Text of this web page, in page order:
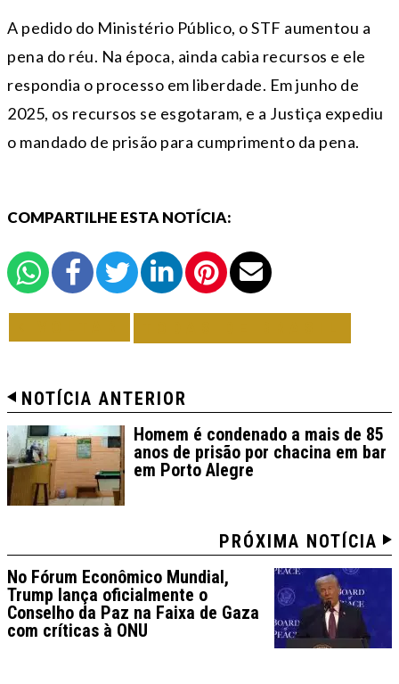
A pedido do Ministério Público, o STF aumentou a
pena do réu. Na época, ainda cabia recursos e ele
respondia o processo em liberdade. Em junho de
2025, os recursos se esgotaram, e a Justiça expediu
o mandado de prisão para cumprimento da pena.
COMPARTILHE ESTA NOTÍCIA:
NOTÍCIA ANTERIOR
Homem é condenado a mais de 85
anos de prisão por chacina em bar
em Porto Alegre
PRÓXIMA NOTÍCIA
No Fórum Econômico Mundial,
Trump lança oficialmente o
Conselho da Paz na Faixa de Gaza
com críticas à ONU